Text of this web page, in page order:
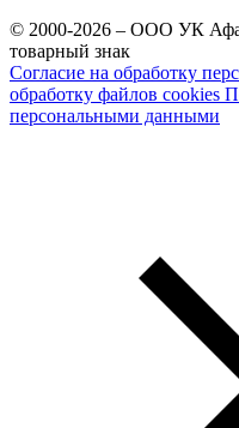
© 2000-2026 – ООО УК
товарный знак
Согласие на обработку
обработку файлов cookies
персональными данными